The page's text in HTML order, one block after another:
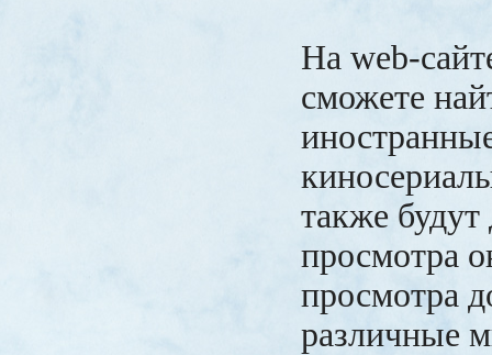
На web-
сможете
также
просмотра
просмотра
различные